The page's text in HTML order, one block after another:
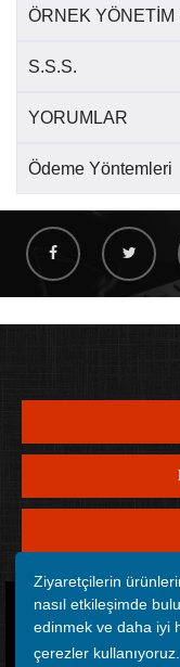
Ziyaretçilerin
nasıl etkileşimde
edinmek ve daha iyi
çerezler kullanıyoruz.
ÖRNEK YÖNETİM
S.S.S.
YORUMLAR
Ödeme Yöntemleri
Copyright © 2012 -